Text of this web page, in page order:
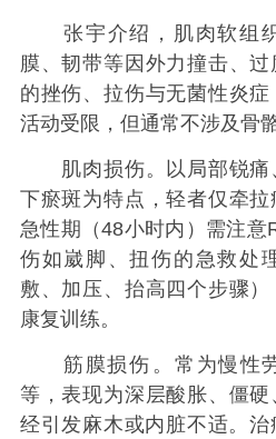
张宇介绍，肌肉软组织
膜、韧带等因外力撞击、
的挫伤、拉伤与无菌性炎症
活动受限，但通常不涉及骨
肌肉损伤。以局部锐痛
下瘀斑为特点，轻者仅牵拉
急性期（48小时内）需注意
伤如崴脚、扭伤的急救处
敷、加压、抬高四个步骤
康复训练。
筋膜损伤‌。常为慢性劳
等，表现为深层酸胀、僵
经引发麻木或内脏不适。